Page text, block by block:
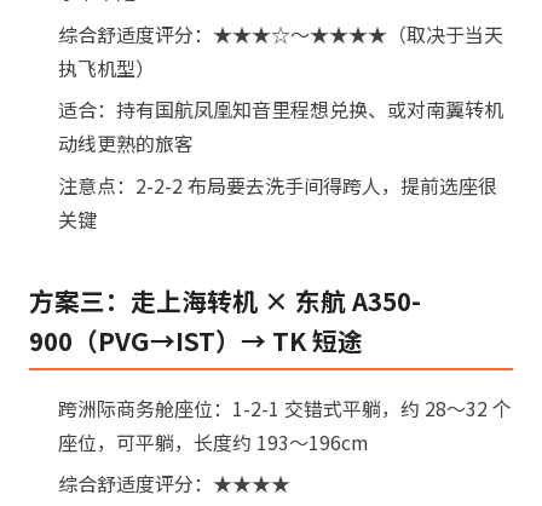
综合舒适度评分：★★★☆～★★★★（取决于当天
执飞机型）
适合：持有国航凤凰知音里程想兑换、或对南翼转机
动线更熟的旅客
注意点：2-2-2 布局要去洗手间得跨人，提前选座很
关键
方案三：走上海转机 × 东航 A350-
900（PVG→IST）→ TK 短途
跨洲际商务舱座位：1-2-1 交错式平躺，约 28～32 个
座位，可平躺，长度约 193～196cm
综合舒适度评分：★★★★